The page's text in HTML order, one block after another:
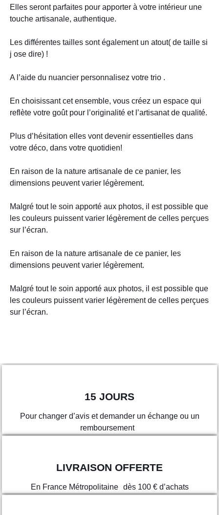
Elles seront parfaites pour apporter à votre intérieur une
touche artisanale, authentique.
Les différentes tailles sont également un atout( de taille si
j ose dire) !
A l’aide du nuancier personnalisez votre trio .
En choisissant cet ensemble, vous créez un espace qui
reflète votre goût pour l’originalité et l’artisanat de qualité.
Plus d’hésitation elles vont devenir essentielles dans
votre déco, dans votre quotidien!
En raison de la nature artisanale de ce panier, les
dimensions peuvent varier légèrement.
Malgré tout le soin apporté aux photos, il est possible que
les couleurs puissent varier légèrement de celles perçues
sur l’écran.
En raison de la nature artisanale de ce panier, les
dimensions peuvent varier légèrement.
Malgré tout le soin apporté aux photos, il est possible que
les couleurs puissent varier légèrement de celles perçues
sur l’écran.
15 JOURS
Pour changer d’avis et demander un échange ou un
remboursement
LIVRAISON OFFERTE
En France Métropolitaine dès 100 € d’achats